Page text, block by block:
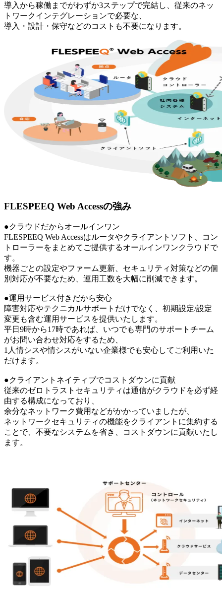
導入から稼働までがわずか3ステップで完結し、従来のネッ
トワークインテグレーションで必要な、
導入・設計・保守などのコストも不要になります。
FLESPEEQ Web Accessの強み
●クラウドだからオールインワン
FLESPEEQ Web Accessはルータやクライアントソフト、コン
トローラーをまとめてご提供するオールインワンクラウドで
す。
機器ごとの設定やファーム更新、セキュリティ対策などの個
別対応が不要なため、運用工数を大幅に削減できます。
●運用サービス付きだから安心
障害対応やテクニカルサポートだけでなく、初期設定/設定
変更も含む運用サービスを提供いたします。
平日9時から17時であれば、いつでも専門のサポートチーム
がお問い合わせ対応をするため、
1人情シスや情シスがいない企業様でも安心してご利用いた
だけます。
●クライアントネイティブでコストダウンに貢献
従来のゼロトラストセキュリティは通信がクラウドを必ず経
由する構成になっており、
余分なネットワーク費用などがかかっていましたが、
ネットワークセキュリティの機能をクライアントに集約する
ことで、不要なシステムを省き、コストダウンに貢献いたし
ます。